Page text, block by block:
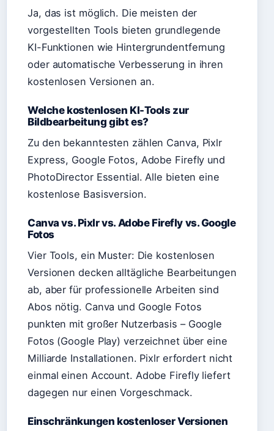
Ja, das ist möglich. Die meisten der
vorgestellten Tools bieten grundlegende
KI-Funktionen wie Hintergrundentfernung
oder automatische Verbesserung in ihren
kostenlosen Versionen an.
Welche kostenlosen KI-Tools zur
Bildbearbeitung gibt es?
Zu den bekanntesten zählen Canva, Pixlr
Express, Google Fotos, Adobe Firefly und
PhotoDirector Essential. Alle bieten eine
kostenlose Basisversion.
Canva vs. Pixlr vs. Adobe Firefly vs. Google
Fotos
Vier Tools, ein Muster: Die kostenlosen
Versionen decken alltägliche Bearbeitungen
ab, aber für professionelle Arbeiten sind
Abos nötig. Canva und Google Fotos
punkten mit großer Nutzerbasis – Google
Fotos (Google Play) verzeichnet über eine
Milliarde Installationen. Pixlr erfordert nicht
einmal einen Account. Adobe Firefly liefert
dagegen nur einen Vorgeschmack.
Einschränkungen kostenloser Versionen